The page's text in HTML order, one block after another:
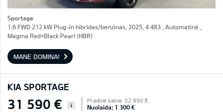
Sportage
1.6 FWD 212 kW Plug-in hibridas/benzinas, 2025, 4 483 , Automatinė ,
Magma Red+Black Pearl (HBR)
MANE DOMINA!
KIA SPORTAGE
31 590 € i
Pradinė kaina: 32 890 €
Nuolaida: 1 300 €